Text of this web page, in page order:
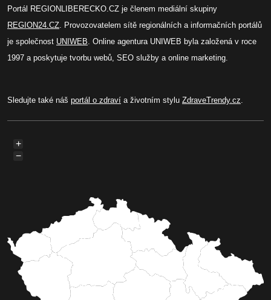
Portál REGIONLIBERECKO.CZ je členem mediální skupiny
REGION24.CZ. Provozovatelem sítě regionálních a informačních portálů
je společnost UNIWEB. Online agentura UNIWEB byla založená v roce
1997 a poskytuje tvorbu webů, SEO služby a online marketing.
Sledujte také náš portál o zdraví a životním stylu ZdraveTrendy.cz.
+
−